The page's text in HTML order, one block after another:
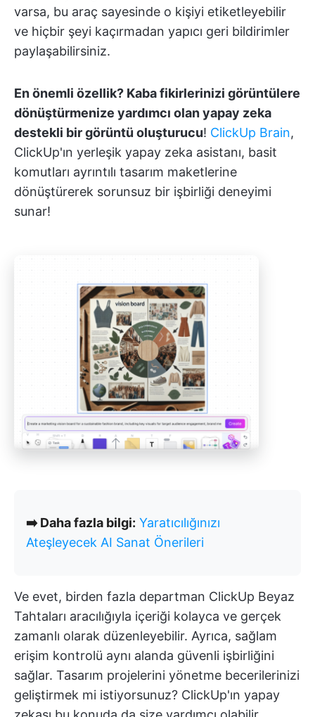
varsa, bu araç sayesinde o kişiyi etiketleyebilir
ve hiçbir şeyi kaçırmadan yapıcı geri bildirimler
paylaşabilirsiniz.
En önemli özellik? Kaba fikirlerinizi görüntülere
dönüştürmenize yardımcı olan yapay zeka
destekli bir görüntü oluşturucu! ClickUp Brain,
ClickUp'ın yerleşik yapay zeka asistanı, basit
komutları ayrıntılı tasarım maketlerine
dönüştürerek sorunsuz bir işbirliği deneyimi
sunar!
➡️ Daha fazla bilgi: Yaratıcılığınızı
Ateşleyecek AI Sanat Önerileri
Ve evet, birden fazla departman ClickUp Beyaz
Tahtaları aracılığıyla içeriği kolayca ve gerçek
zamanlı olarak düzenleyebilir. Ayrıca, sağlam
erişim kontrolü aynı alanda güvenli işbirliğini
sağlar. Tasarım projelerini yönetme becerilerinizi
geliştirmek mi istiyorsunuz? ClickUp'ın yapay